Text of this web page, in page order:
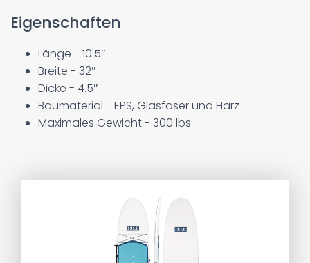
Eigenschaften
Länge - 10'5″
Breite - 32″
Dicke - 4.5″
Baumaterial - EPS, Glasfaser und Harz
Maximales Gewicht - 300 lbs